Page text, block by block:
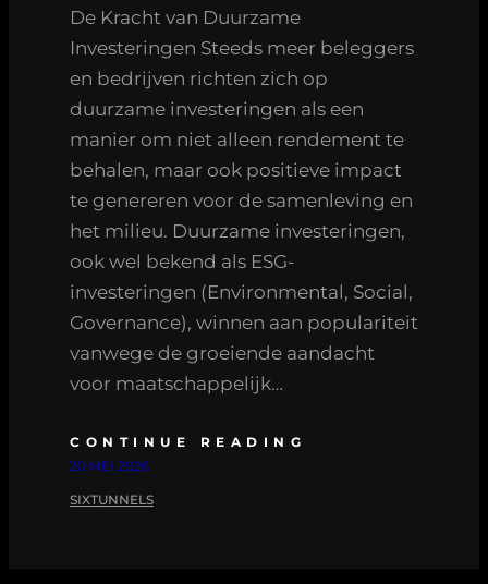
De Kracht van Duurzame
Investeringen Steeds meer beleggers
en bedrijven richten zich op
duurzame investeringen als een
manier om niet alleen rendement te
behalen, maar ook positieve impact
te genereren voor de samenleving en
het milieu. Duurzame investeringen,
ook wel bekend als ESG-
investeringen (Environmental, Social,
Governance), winnen aan populariteit
vanwege de groeiende aandacht
voor maatschappelijk…
CONTINUE READING
20 MEI 2026
SIXTUNNELS